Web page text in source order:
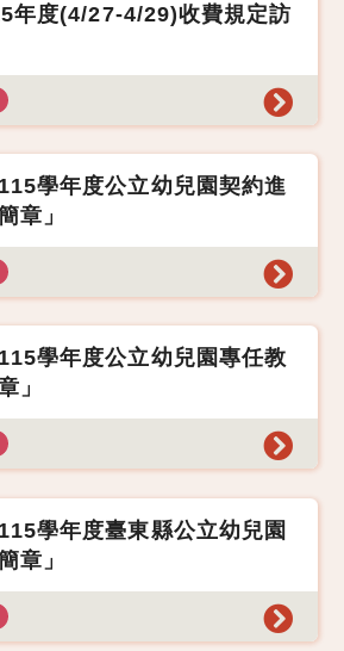
年度(4/27-4/29)收費規定訪
學年度公立幼兒園契約進
章」
學年度公立幼兒園專任教
」
學年度臺東縣公立幼兒園
章」